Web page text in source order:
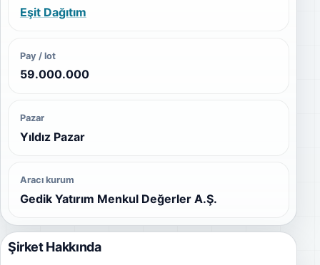
Eşit Dağıtım
Pay / lot
59.000.000
Pazar
Yıldız Pazar
Aracı kurum
Gedik Yatırım Menkul Değerler A.Ş.
Şirket Hakkında